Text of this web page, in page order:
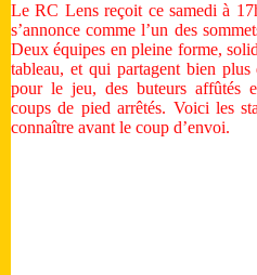
Le RC Lens reçoit ce samedi à
s’annonce comme l’un des
Deux équipes en pleine forme,
tableau, et qui partagent bien
pour le jeu, des buteurs affûtés
coups de pied arrêtés. Voici les
connaître avant le coup d’envoi.